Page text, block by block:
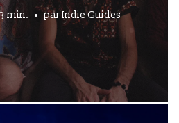
min. parIndie Guides